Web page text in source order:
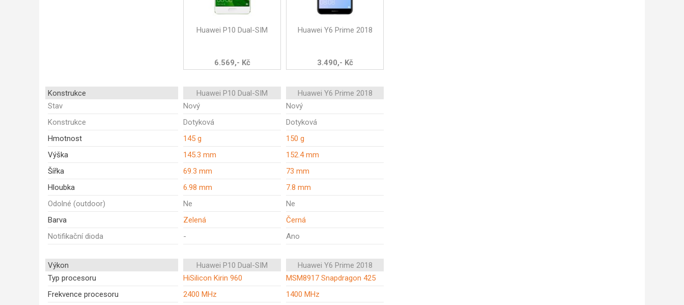
Huawei P10 Dual-SIM
6.569,- Kč
Huawei Y6 Prime 2018
3.490,- Kč
Konstrukce Huawei P10 Dual-SIM
Huawei Y6 Prime 2018
Stav
Nový
Nový
Konstrukce
Dotyková
Dotyková
Hmotnost
145 g
150 g
Výška
145.3 mm
152.4 mm
Šířka
69.3 mm
73 mm
Hloubka
6.98 mm
7.8 mm
Odolné (outdoor)
Ne
Ne
Barva
Zelená
Černá
Notifikační dioda
- Ano
Výkon Huawei P10 Dual-SIM
Huawei Y6 Prime 2018
Typ procesoru
HiSilicon Kirin 960
MSM8917 Snapdragon 425
Frekvence procesoru
2400 MHz
1400 MHz